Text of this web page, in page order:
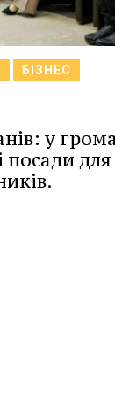
БІЗНЕС
у
посади для